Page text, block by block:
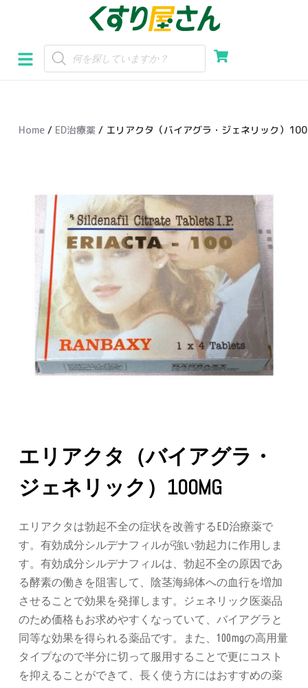
ン
テ
スHome / ED治療薬 / エリアクタ（バイアグラ・ジェネリック）
エリアクタ（バイアグラ・
ジェネリック）100MG
エリアクタは勃起不全の症状を改善するED治療薬で
す。有効成分シルデナフィルが強い勃起力に作用しま
す。有効成分シルデナフィルは、勃起不全の原因であ
る酵素の働きを阻害して、陰茎海綿体への血行を増加
させることで効果を発揮します。ジェネリック医薬品
のため価格もお求めやすくなっていて、バイアグラと
同等な効果を得られる薬品です。また、100mgの高用量
タイプなので半分に切って服用することで更にコスト
を抑えることができて、長く使う方にはおすすめの薬